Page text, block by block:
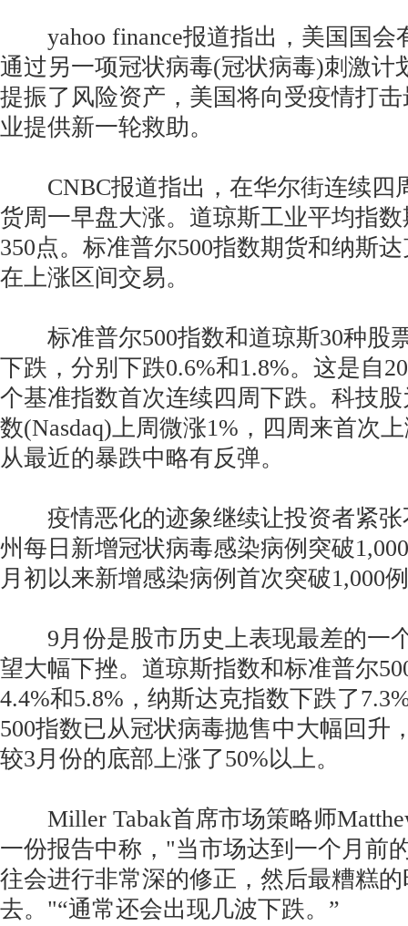
yahoo finance报道指出，美国国会
通过另一项冠状病毒(冠状病毒)刺激计
提振了风险资产，美国将向受疫情打
业提供新一轮救助。
CNBC报道指出，在华尔街连续四
货周一早盘大涨。道琼斯工业平均指
350点。标准普尔500指数期货和纳斯
在上涨区间交易。
标准普尔500指数和道琼斯30种股
下跌，分别下跌0.6%和1.8%。这是自
个基准指数首次连续四周下跌。科技
数(Nasdaq)上周微涨1%，四周来首次
从最近的暴跌中略有反弹。
疫情恶化的迹象继续让投资者紧张
州每日新增冠状病毒感染病例突破
月初以来新增感染病例首次突破1,000
9月份是股市历史上表现最差的一
望大幅下挫。道琼斯指数和标准普尔
4.4%和5.8%，纳斯达克指数下跌了
500指数已从冠状病毒抛售中大幅回升
较3月份的底部上涨了50%以上。
Miller Tabak首席市场策略师
一份报告中称，"当市场达到一个月前
往会进行非常深的修正，然后最糟糕
去。"“通常还会出现几波下跌。”